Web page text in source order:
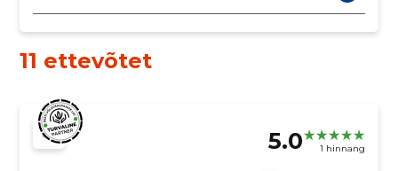
11 ettevõtet
5.0 1 hinnang